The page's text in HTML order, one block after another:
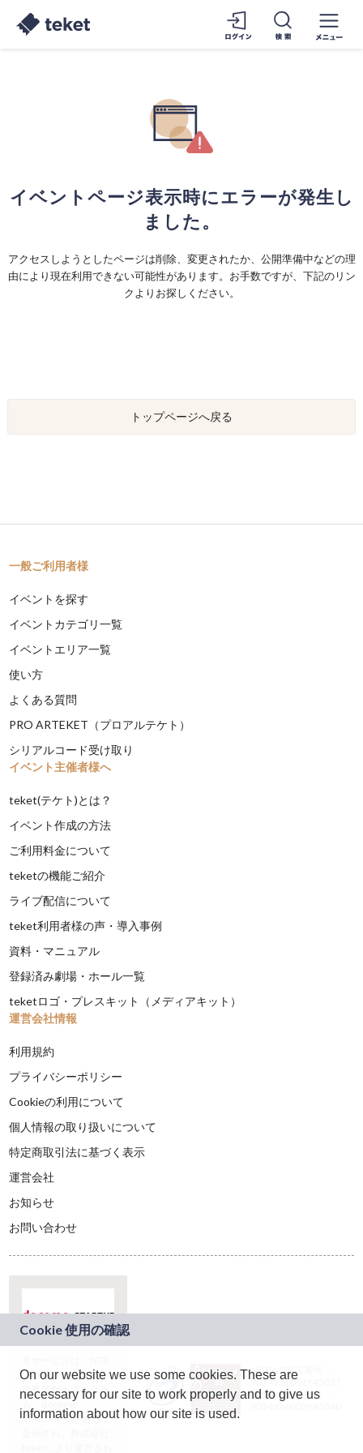
イベントページ表示時にエラーが発生し
ました。
アクセスしようとしたページは削除、変更されたか、公開準備中などの理
由により現在利用できない可能性があります。お手数ですが、下記のリン
クよりお探しください。
トップページへ戻る
一般ご利用者様
イベントを探す
イベントカテゴリ一覧
イベントエリア一覧
使い方
よくある質問
PRO ARTEKET（プロアルテケト）
シリアルコード受け取り
イベント主催者様へ
teket(テケト)とは？
イベント作成の方法
ご利用料金について
teketの機能ご紹介
ライブ配信について
teket利用者様の声・導入事例
資料・マニュアル
登録済み劇場・ホール一覧
teketロゴ・プレスキット（メディアキット）
運営会社情報
利用規約
プライバシーポリシー
Cookieの利用について
個人情報の取り扱いについて
特定商取引法に基づく表示
運営会社
お知らせ
お問い合わせ
ドコモグループの新
規事業創出プログラ
ム「docomo
STARTUP」を通じて
JASRAC許諾番号：
9024936001Y45037
JASRAC許諾番号：
On our website we use some cookies. These are
necessary for our site to work properly and to give us
information about how our site is used.